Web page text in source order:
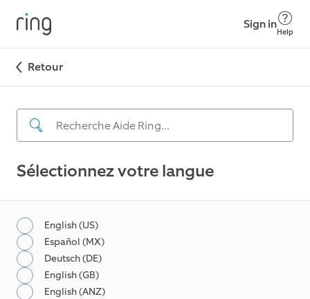
Sign in
Help
Retour
Sélectionnez votre langue
English (US)
Español (MX)
Deutsch (DE)
English (GB)
English (ANZ)